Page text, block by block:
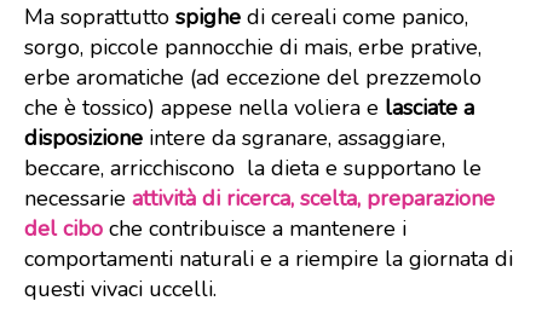
Ma soprattutto spighe di cereali come panico,
sorgo, piccole pannocchie di mais, erbe prative,
erbe aromatiche (ad eccezione del prezzemolo
che è tossico) appese nella voliera e lasciate a
disposizione intere da sgranare, assaggiare,
beccare, arricchiscono la dieta e supportano le
necessarie attività di ricerca, scelta, preparazione
del cibo che contribuisce a mantenere i
comportamenti naturali e a riempire la giornata di
questi vivaci uccelli.